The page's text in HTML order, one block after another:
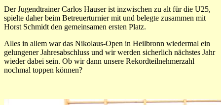
Der Jugendtrainer Carlos Hauser ist inzwischen zu alt für die U25,
spielte daher beim Betreuerturnier mit und belegte zusammen mit
Horst Schmidt den gemeinsamen ersten Platz.
Alles in allem war das Nikolaus-Open in Heilbronn wiedermal ein
gelungener Jahresabschluss und wir werden sicherlich nächstes Jahr
wieder dabei sein. Ob wir dann unsere Rekordteilnehmerzahl
nochmal toppen können?